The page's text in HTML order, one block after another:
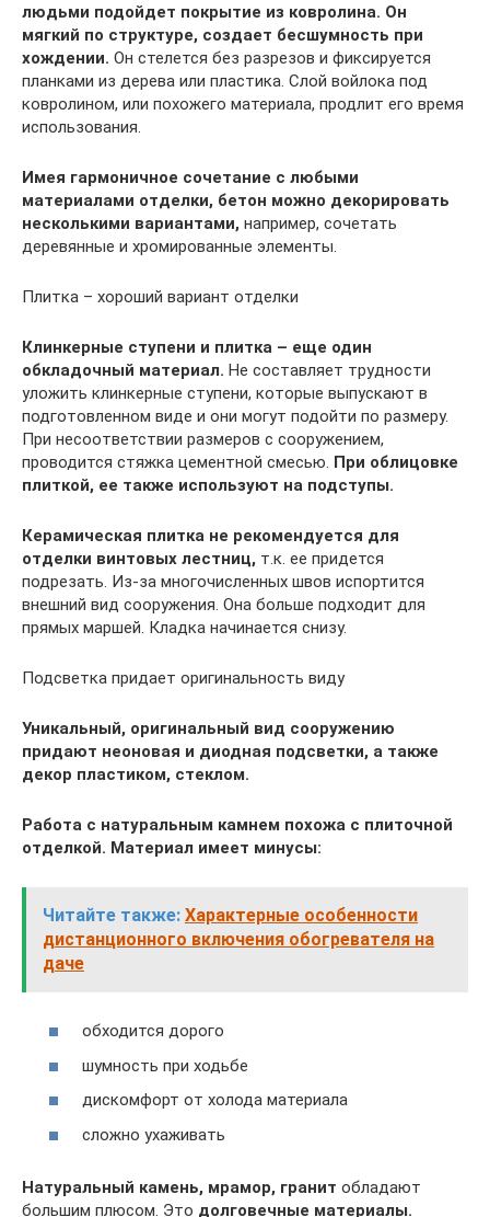
людьми подойдет покрытие из ковролина. Он
мягкий по структуре, создает бесшумность при
хождении. Он стелется без разрезов и фиксируется
планками из дерева или пластика. Слой войлока под
ковролином, или похожего материала, продлит его время
использования.
Имея гармоничное сочетание с любыми
материалами отделки, бетон можно декорировать
несколькими вариантами, например, сочетать
деревянные и хромированные элементы.
Плитка – хороший вариант отделки
Клинкерные ступени и плитка – еще один
обкладочный материал. Не составляет трудности
уложить клинкерные ступени, которые выпускают в
подготовленном виде и они могут подойти по размеру.
При несоответствии размеров с сооружением,
проводится стяжка цементной смесью. При облицовке
плиткой, ее также используют на подступы.
Керамическая плитка не рекомендуется для
отделки винтовых лестниц, т.к. ее придется
подрезать. Из-за многочисленных швов испортится
внешний вид сооружения. Она больше подходит для
прямых маршей. Кладка начинается снизу.
Подсветка придает оригинальность виду
Уникальный, оригинальный вид сооружению
придают неоновая и диодная подсветки, а также
декор пластиком, стеклом.
Работа с натуральным камнем похожа с плиточной
отделкой. Материал имеет минусы:
Читайте также: Характерные особенности
дистанционного включения обогревателя на
даче
обходится дорого
шумность при ходьбе
дискомфорт от холода материала
сложно ухаживать
Натуральный камень, мрамор, гранит обладают
большим плюсом. Это долговечные материалы.